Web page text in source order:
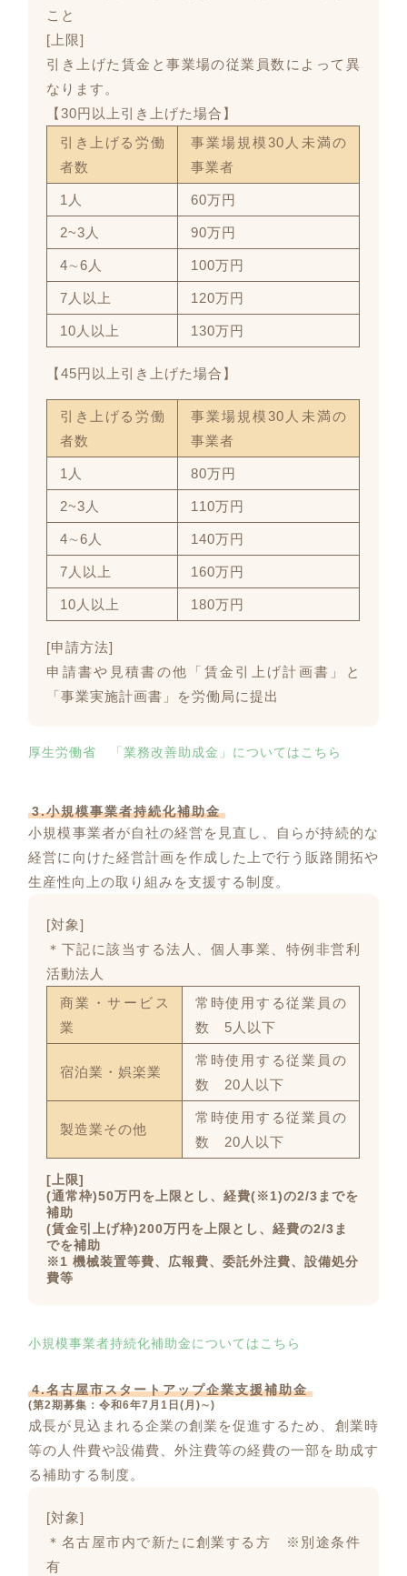
こと
[上限]
引き上げた賃金と事業場の従業員数によって異
なります。
【30円以上引き上げた場合】
引き上げる労働
者数
事業場規模30人未満の
事業者
1人 60万円
2~3人 90万円
4∼6人 100万円
7人以上 120万円
10人以上 130万円
【45円以上引き上げた場合】
引き上げる労働
者数
事業場規模30人未満の
事業者
1人 80万円
2~3人 110万円
4∼6人 140万円
7人以上 160万円
10人以上 180万円
[申請方法]
申請書や見積書の他「賃金引上げ計画書」と
「事業実施計画書」を労働局に提出
厚生労働省 「業務改善助成金」についてはこちら
3.小規模事業者持続化補助金
小規模事業者が自社の経営を見直し、自らが持続的な
経営に向けた経営計画を作成した上で行う販路開拓や
生産性向上の取り組みを支援する制度。
[対象]
＊下記に該当する法人、個人事業、特例非営利
活動法人
商業・サービス
業
常時使用する従業員の
数 5人以下
宿泊業・娯楽業
常時使用する従業員の
数 20人以下
製造業その他
常時使用する従業員の
数 20人以下
[上限]
(通常枠)50万円を上限とし、経費(※1)の2/3までを
補助
(賃金引上げ枠)200万円を上限とし、経費の2/3ま
でを補助
※1 機械装置等費、広報費、委託外注費、設備処分
費等
小規模事業者持続化補助金についてはこちら
4.名古屋市スタートアップ企業支援補助金
(第2期募集：令和6年7月1日(月)∼)
成長が見込まれる企業の創業を促進するため、創業時
等の人件費や設備費、外注費等の経費の一部を助成す
る補助する制度。
[対象]
＊名古屋市内で新たに創業する方 ※別途条件
有